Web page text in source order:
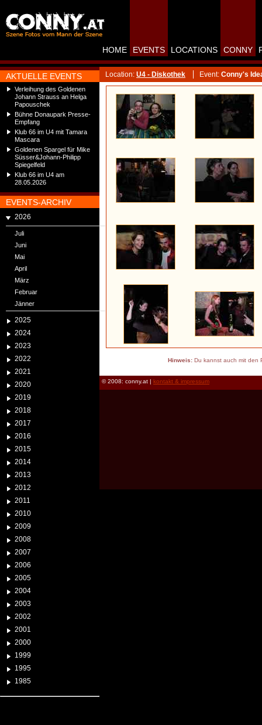
AKTUELLE EVENTS
Verleihung des Goldenen
Johann Strauss an Helga
Papouschek
Bühne Donaupark Presse-
Empfang
Klub 66 im U4 mit Tamara
Mascara
Goldenen Spargel für Mike
Süsser&Johann-Philipp
Spiegelfeld
Klub 66 im U4 am
28.05.2026
EVENTS-ARCHIV
2026
Juli
Juni
Mai
April
März
Februar
Jänner
2025
2024
2023
2022
2021
2020
2019
2018
2017
2016
2015
2014
2013
2012
2011
2010
2009
2008
2007
2006
2005
2004
2003
2002
2001
2000
1999
1995
1985
HOME EVENTS LOCATIONS CONNY
Location: U4 - Diskothek Event: Conny's
Hinweis:Du kannst auch mit den
© 2008: conny.at | kontakt & impressum